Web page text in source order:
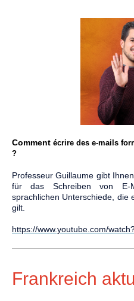
Comment écrire des e-mails
?
Professeur Guillaume gibt
für das Schreiben von E-
sprachlichen Unterschiede, die
gilt.
https://www.youtube.com/
Frankreich